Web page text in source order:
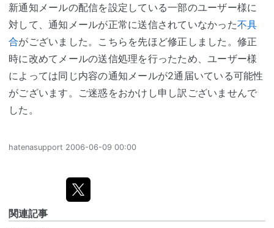
新通知メールの配信を設定している一部のユーザー様に
対して、通知メールが正常に送信されていなかった不具
合がございました。こちらを先ほど修正しました。修正
時に改めてメールの送信処理を行ったため、ユーザー様
によっては同じ内容の通知メールが2通届いている可能性
がございます。ご迷惑をおかけし申し訳ございませんで
した。
hatenasupport 2006-06-09 00:00
関連記事